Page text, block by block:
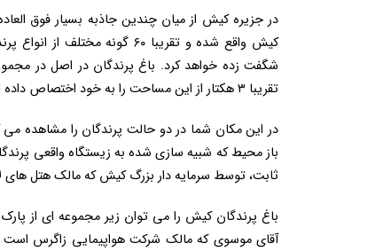
در جزیره کیش از میان چندین جاذبه بسیار فوق
کیش واقع شده و تقریبا ۶۰
تقریبا ۳ هکتار از این مساحت را به خود اختصاص داده است.
در این مکان شما در دو حالت پرندگان را مشاهده
ثابت، توسط سرمایه دار بزرگ کیش که مالک هتل های
آقای موسوی که مالک شرکت هواپیمایی زاگرس است